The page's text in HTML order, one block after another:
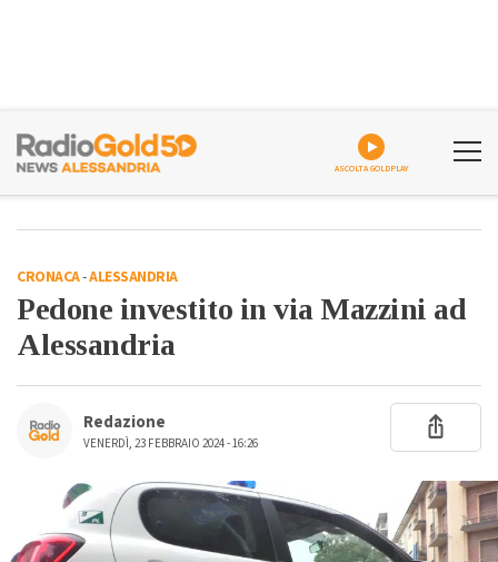
ASCOLTA GOLDPLAY
CRONACA-ALESSANDRIA
Pedone investito in via Mazzini ad
Alessandria
Redazione
VENERDÌ, 23 FEBBRAIO 2024 - 16:26